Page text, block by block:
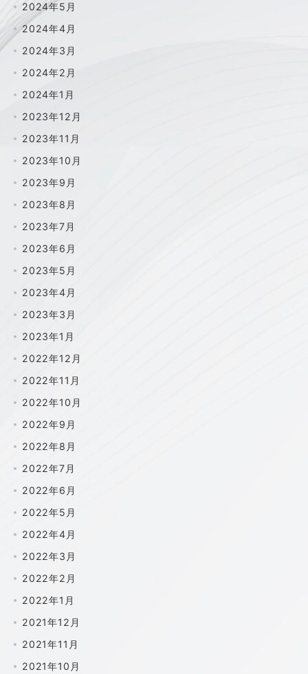
2024年5月
2024年4月
2024年3月
2024年2月
2024年1月
2023年12月
2023年11月
2023年10月
2023年9月
2023年8月
2023年7月
2023年6月
2023年5月
2023年4月
2023年3月
2023年1月
2022年12月
2022年11月
2022年10月
2022年9月
2022年8月
2022年7月
2022年6月
2022年5月
2022年4月
2022年3月
2022年2月
2022年1月
2021年12月
2021年11月
2021年10月